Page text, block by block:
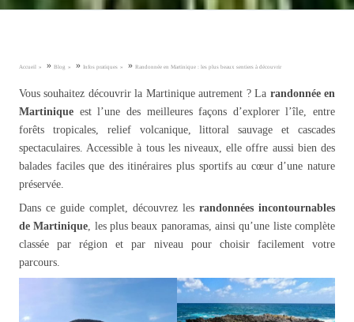
Accueil » Blog » Infos pratiques » Randonnée en Martinique : les plus beaux sentiers à découvrir
Vous souhaitez découvrir la Martinique autrement ? La randonnée en
Martinique est l’une des meilleures façons d’explorer l’île, entre
forêts tropicales, relief volcanique, littoral sauvage et cascades
spectaculaires. Accessible à tous les niveaux, elle offre aussi bien des
balades faciles que des itinéraires plus sportifs au cœur d’une nature
préservée.
Dans ce guide complet, découvrez les randonnées incontournables
de Martinique, les plus beaux panoramas, ainsi qu’une liste complète
classée par région et par niveau pour choisir facilement votre
parcours.